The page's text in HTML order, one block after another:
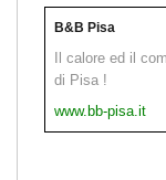
B&B Pisa
Il calore ed il
di Pisa !
www.bb-pisa.it